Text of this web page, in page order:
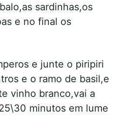
sardinhas,os
e no final os
e junte o piripiri
e o ramo de basil,e
vinho branco,vai a
minutos em lume